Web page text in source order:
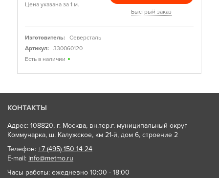
Цена указана за 1 м.
Быстрый заказ
Изготовитель:
Северсталь
Артикул:
330060120
Есть в наличии
КОНТАКТЫ
Адрес: 108820, г. Москва, вн.тер.г. муниципальный округ
Коммунарка, ш. Калужское, км 21-й, дом 6, строение 2
Телефон: +7 (495) 150 14 24
E-mail: info@metmo.ru
Часы работы: ежедневно 10:00 - 18:00